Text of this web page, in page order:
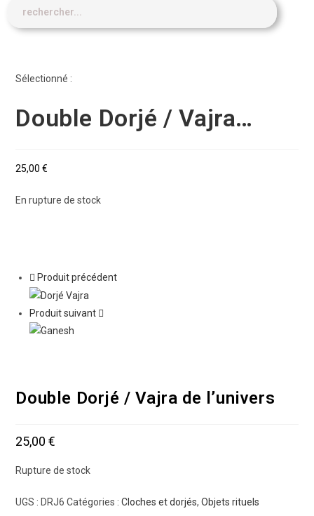
Sélectionné :
Double Dorjé / Vajra…
25,00€
En rupture de stock
Produit précédent
Produit suivant
Double Dorjé / Vajra de l’univers
25,00€
Rupture de stock
UGS : DRJ6 Catégories :Cloches et dorjés,Objets rituels